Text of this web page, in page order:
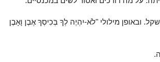
ובאופן מילולי "לֹא-יִהְיֶה לְךָ בְּכִיסְךָ אֶבֶן וָאָבֶן